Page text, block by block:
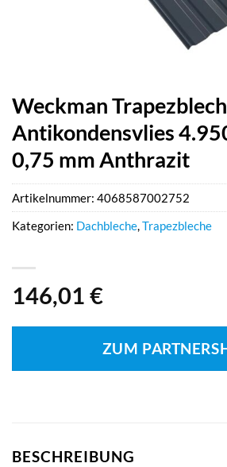
Weckman
Antikondensvlies
0,75 mm Anthrazit
146,01 €
ZUM
Artikelnummer: 4068587002752
Kategorien: Dachbleche,Trapezbleche
BESCHREIBUNG